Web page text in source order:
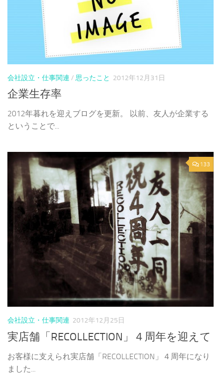
会社設立・仕事関連 / 思ったこと 2012年12月31日
企業生存率
2012年暮れを迎えブログを更新。 以前、友人が企業する
ということで...
133
会社設立・仕事関連 2012年12月25日
実店舗「RECOLLECTION」４周年を迎えて
お客様に支えられ実店舗「RECOLLECTION」４周年になり
ました...